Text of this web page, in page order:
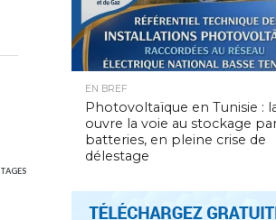
EN BREF
Photovoltaïque en Tunisie :
ouvre la voie au stockage
batteries, en pleine crise de
délestage